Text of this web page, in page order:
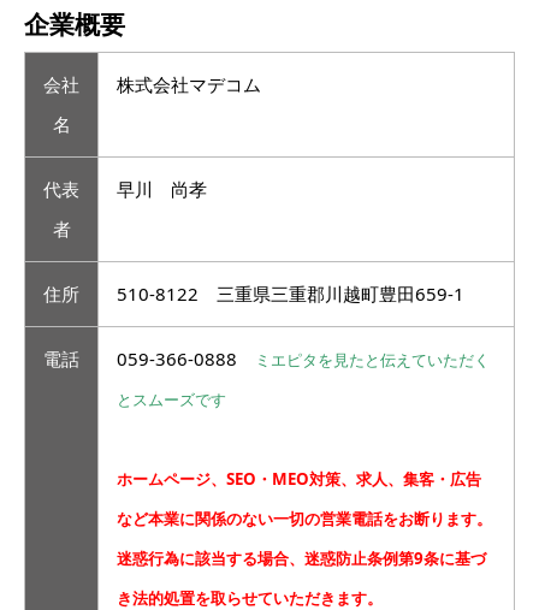
企業概要
会社
名
株式会社マデコム
代表
者
早川 尚孝
住所 510-8122 三重県三重郡川越町豊田659-1
電話 059-366-0888
ミエピタを見たと伝えていただく
とスムーズです
ホームページ、SEO・MEO対策、求人、集客・広告
など本業に関係のない一切の営業電話をお断ります。
迷惑行為に該当する場合、迷惑防止条例第9条に基づ
き法的処置を取らせていただきます。